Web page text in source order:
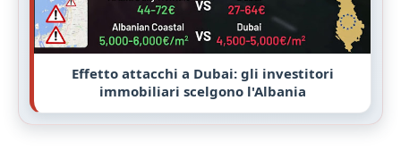
Effetto attacchi a Dubai: gli investitori
immobiliari scelgono l'Albania